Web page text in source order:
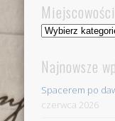
Miejscowości
Miejscowości
Najnowsze
Spacerem po
czerwca 2026